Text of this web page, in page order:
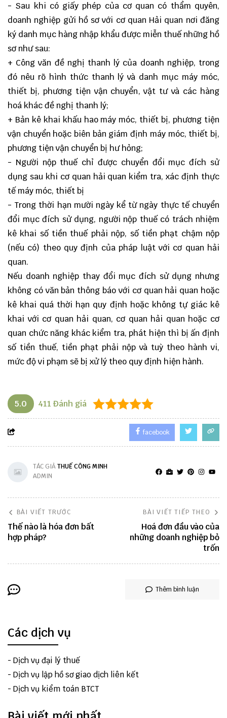
- Sau khi có giấy phép của cơ quan có thẩm quyên,
doanh nghiệp gửi hồ sơ với cơ quan Hải quan nơi đăng
ký danh mục hàng nhập khẩu được miễn thuế những hồ
sơ như sau:
+ Công văn đề nghị thanh lý của doanh nghiệp, trong
đó nêu rõ hình thức thanh lý và danh mục máy móc,
thiết bị, phương tiện vận chuyển, vật tư và các hàng
hoá khác đề nghị thanh lý;
+ Bản kê khai khấu hao máy móc, thiết bị, phương tiện
vận chuyển hoặc biên bản giám định máy móc, thiết bị,
phương tiện vận chuyển bị hư hỏng;
- Người nộp thuế chỉ được chuyển đổi mục đích sử
dụng sau khi cơ quan hải quan kiểm tra, xác định thực
tế máy móc, thiết bị
- Trong thời hạn mười ngày kể từ ngày thực tế chuyển
đổi mục đích sử dụng, người nộp thuế có trách nhiệm
kê khai số tiền thuế phải nộp, số tiền phạt chậm nộp
(nếu có) theo quy định của pháp luật với cơ quan hải
quan.
Nếu doanh nghiệp thay đổi mục đích sử dụng nhưng
không có văn bản thông báo với cơ quan hải quan hoặc
kê khai quá thời hạn quy định hoặc không tự giác kê
khai với cơ quan hải quan, cơ quan hải quan hoặc cơ
quan chức năng khác kiểm tra, phát hiện thì bị ấn định
số tiền thuế, tiền phạt phải nộp và tuỳ theo hành vi,
mức độ vi phạm sẽ bị xử lý theo quy định hiện hành.
5.0 411 Đánh giá
facebook
TÁC GIẢTHUẾ CÔNG MINH
ADMIN
BÀI VIẾT TRƯỚC
Thế nào là hóa đơn bất
hợp pháp?
BÀI VIẾT TIẾP THEO
Hoá đơn đầu vào của
những doanh nghiệp bỏ
trốn
Thêm bình luận
Các dịch vụ
- Dịch vụ đại lý thuế
- Dịch vụ lập hồ sơ giao dịch liên kết
- Dịch vụ kiểm toán BTCT